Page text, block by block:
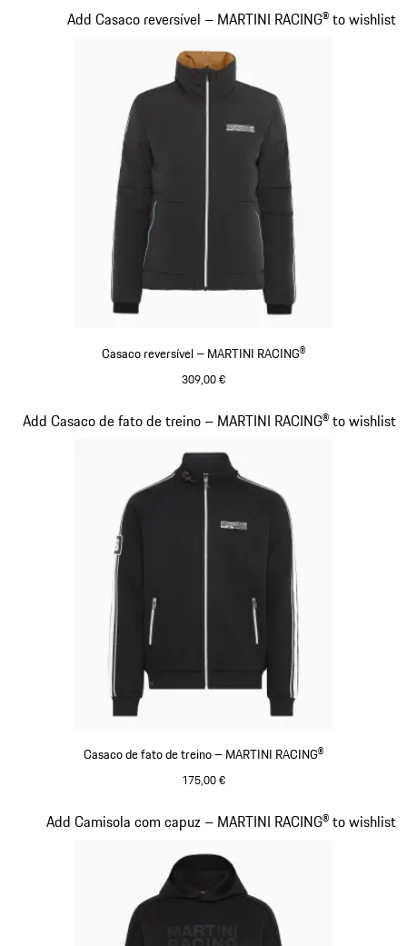
Casaco reversível – MARTINI RACING®
309,00 €
Add Casaco reversível – MARTINI RACING® to wishlist
Diapositivo 11 de 20
Casaco de fato de treino – MARTINI RACING®
175,00 €
Add Casaco de fato de treino – MARTINI RACING® to wishlist
Diapositivo 12 de 20
Add Camisola com capuz – MARTINI RACING® to wishlist
Diapositivo 13 de 20